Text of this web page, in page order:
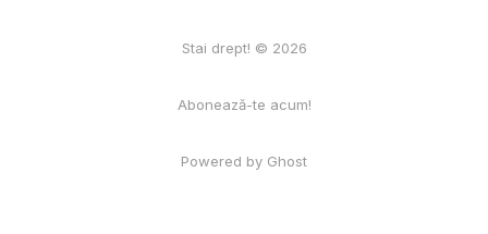
Stai drept! © 2026
Abonează-te acum!
Powered by Ghost